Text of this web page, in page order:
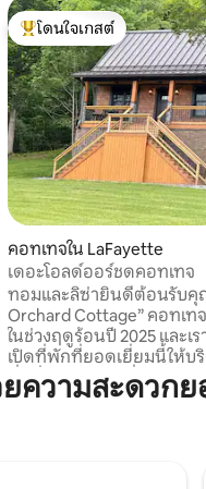
5.0 จาก 5, 47 รีวิว
โดนใจเกสต์ที่สุด
โดนใจเกสต์
คอทเทจใน LaFayette
เดอะโอลด์ออร์ชดคอทเทจ
ทอมและลิซ่ายินดีต้อนรับคุ
Orchard Cottage” คอทเท
ในช่วงฤดูร้อนปี 2025 และเ
เปิดที่พักที่ยอดเยี่ยมนี้ให้บ
ดื่มด่ำวิวทิวทัศน์ที่งดงามแ
ขึ้นที่น่าตื่นตาตื่นใจจากระเ
ความสะดวก